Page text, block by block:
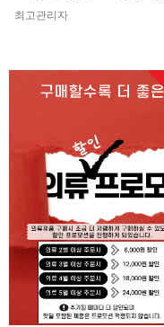
최고관리자